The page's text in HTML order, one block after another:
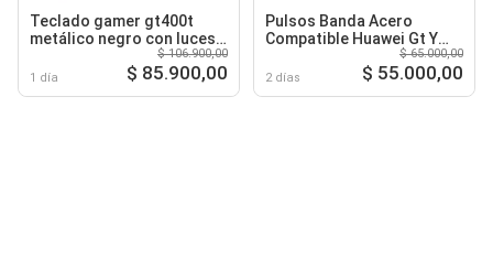
Teclado gamer gt400t
metálico negro con luces
1 día
$ 106.900,00
$ 85.900,00
Pulsos Banda Acero
Compatible Huawei Gt Y
2 días
$ 65.000,00
$ 55.000,00